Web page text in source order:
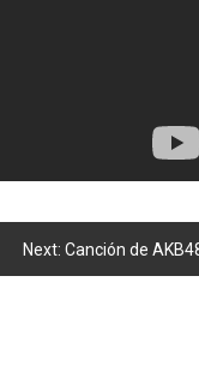
Next: Canción de AKB48